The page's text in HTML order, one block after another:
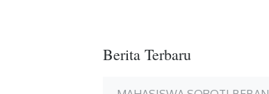
Berita Terbaru